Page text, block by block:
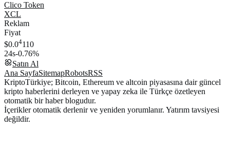
Clico Token
XCL
Reklam
Fiyat
$0.04110
24s-0.76%
Satın Al
Ana SayfaSitemapRobotsRSS
KriptoTürkiye; Bitcoin, Ethereum ve altcoin piyasasına dair güncel
kripto haberlerini derleyen ve yapay zeka ile Türkçe özetleyen
otomatik bir haber blogudur.
İçerikler otomatik derlenir ve yeniden yorumlanır. Yatırım tavsiyesi
değildir.